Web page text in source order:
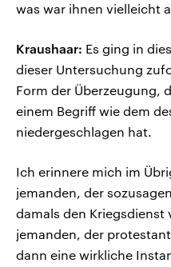
was war ihnen vielleicht
Kraushaar: Es ging in
dieser Untersuchung
Form der Überzeugung,
einem Begriff wie dem
niedergeschlagen hat.
Ich erinnere mich im
jemanden, der
damals den Kriegsdienst
jemanden, der
dann eine wirkliche